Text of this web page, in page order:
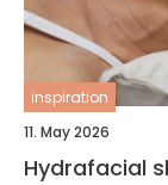
inspiration
11. May 2026
Hydrafacial skånsom dyprens for glødende